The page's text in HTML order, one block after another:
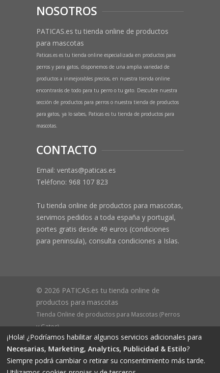
NOSOTROS
PATICAS.es tu tienda online de productos
para mascotas
Paticas.es es tu tienda online especializada en productos para
perros y para gatos, disponemos de una amplia variedad de
productos a inmejorables precios, en nuestra tienda online
encontrarás de todo para tu perro o tu gato. Descubre nuestra
sección de productos para perros o nuestra tienda de productos
para gatos, ya lo sabes, Paticas es tu tienda de productos para
mascotas.
CONTACTO
Email: ventas@paticas.es
Teléfono: 968 107 823
Tu tienda online de productos para mascotas,
servimos pedidos a toda españa y portugal,
portes gratis desde 49 euros (condiciones
para peninsula), consulta condiciones a Islas.
© 2026 PATICAS.es tu tienda online de
productos para mascotas
Tienda Online de productos para Mascotas (Perros
y Gatos)
CIF B73648305 Domicilio: Av Monteazahar, 4 1º Izq,
30570, Beniaján (MURCIA) - ESPAÑA Inscrita en el
Registro Mercantil de Murcia Hoja MU-72366, Tomo
¡Hola! ¿Podríamos habilitar algunos servicios adicionales para
Necesarias, Marketing, Analytics, Publicidad & Estilo?
Siempre podrá cambiar o retirar su consentimiento más tarde.